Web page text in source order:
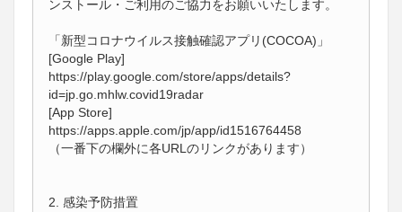
ンストール・ご利用のご協力をお願いいたします。
「新型コロナウイルス接触確認アプリ(COCOA)」
[Google Play]
https://play.google.com/store/apps/details?
id=jp.go.mhlw.covid19radar
[App Store]
https://apps.apple.com/jp/app/id1516764458
（一番下の欄外に各URLのリンクがあります）
2. 感染予防措置